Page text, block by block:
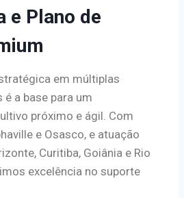
e Plano de
em múltiplas
a base para um
próximo e ágil. Com
e Osasco, e atuação
Curitiba, Goiânia e Rio
excelência no suporte